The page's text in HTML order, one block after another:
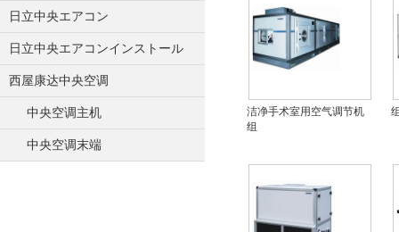
日立中央エアコン
日立中央エアコンインストール
西屋康达中央空调
中央空调主机
中央空调末端
洁净手术室用空气调节机
组